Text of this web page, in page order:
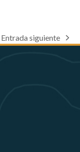
next
Entrada siguiente